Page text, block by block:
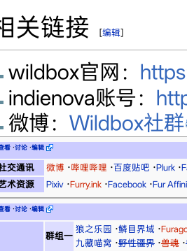
关链接 [编辑]
wildbox官网：
indienova账号：
微博： Wildbox社群
看·讨论·编辑
交通讯 微博 ·哔哩哔哩 ·百度贴吧 ·Plurk·
术资源
Pixiv·Furry.ink·Facebook·Fur
看·讨论·编辑
群组一
狼之乐园 ·鳞目界域 ·
九藏喵窝 ·野性疆界·兽魂·